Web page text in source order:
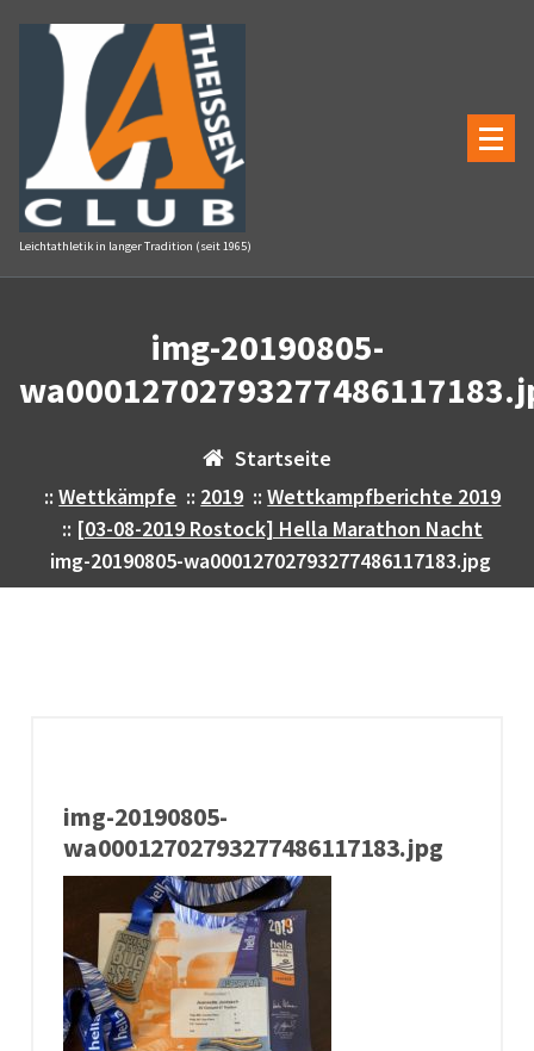
Inhalt
springen
Leichtathletik in langer Tradition (seit 1965)
img-20190805-
Startseite
::Wettkämpfe :: 2019 ::Wettkampfberichte 2019
:: [03-08-2019 Rostock] Hella Marathon Nacht
img-20190805-wa00012702793277486117183.jpg
img-20190805-
wa00012702793277486117183.jpg